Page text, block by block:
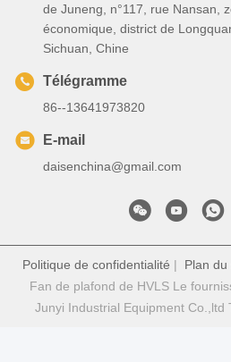
de Juneng, n°117, rue Nansan,
économique, district de
Sichuan, Chine
Télégramme
86--13641973820
E-mail
daisenchina@gmail.com
Politique de confidentialité | Plan du
Fan de plafond de HVLS Le
Junyi Industrial Equipment Co.,ltd